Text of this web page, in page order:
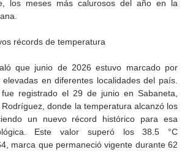
los meses más calurosos del año en la
récords de temperatura
que junio de 2026 estuvo marcado por
en diferentes localidades del país.
registrado el 29 de junio en Sabaneta,
donde la temperatura alcanzó los
un nuevo récord histórico para esa
Este valor superó los 38.5 °C
marca que permaneció vigente durante 62